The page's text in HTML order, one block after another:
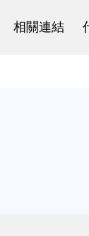
相關連結